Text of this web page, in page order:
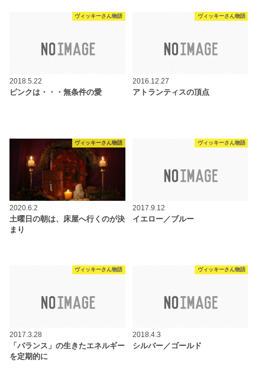
ヴィッキーさん物語
2018.5.22
ピンクは・・・無条件の愛
ヴィッキーさん物語
2016.12.27
アトランティスの頂点
ヴィッキーさん物語
2020.6.2
土曜日の朝は、床屋へ行くのが決
まり
ヴィッキーさん物語
2017.9.12
イエロー／ブルー
ヴィッキーさん物語
2017.3.28
「バランス」の生きたエネルギー
を定期的に
ヴィッキーさん物語
2018.4.3
シルバー／ゴールド